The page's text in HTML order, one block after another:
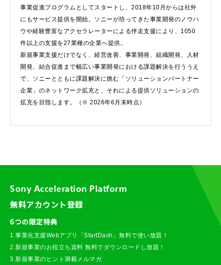
事業促進プログラムとしてスタートし、2018年10月からは社外
にもサービス提供を開始。ソニーが培ってきた事業開発のノウハ
ウや経験豊富なアクセラレーターによる伴走支援により、1050
件以上の支援を27業種の企業へ提供。
新規事業支援だけでなく、経営改善、事業開発、組織開発、人材
開発、結合促進まで幅広い事業開発における課題解決を行ううえ
で、ソニーとともに課題解決に挑む「ソリューションパートナー
企業」のネットワーク拡充と、それによる提供ソリューションの
拡充を目指します。（※ 2026年6月末時点）
Sony Acceleration Platform
無料アカウント登録
6つの限定特典
1.事業化支援Webアプリ「StartDash」無料で使い放題！
2.新規事業のお役立ち資料 無料でダウンロードし放題！
3.新規事業のヒント満載メルマガ